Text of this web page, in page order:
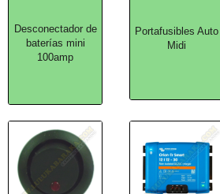
Desconectador de
baterías mini
100amp
Portafusibles Auto
Midi